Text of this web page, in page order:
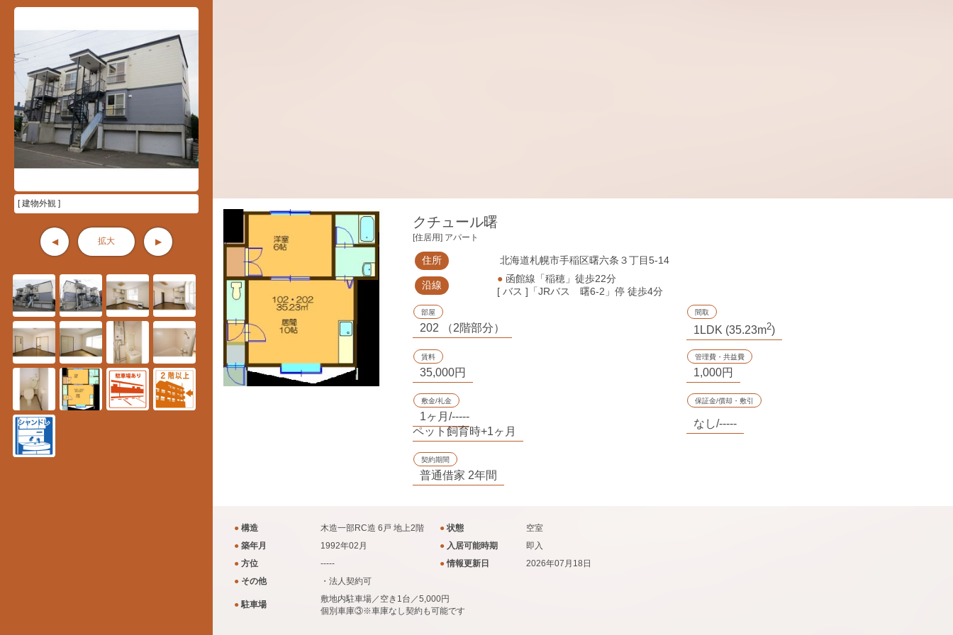
[ 建物外観 ]
◀ 拡大 ▶
クチュール曙
[住居用] アパート
住所 北海道札幌市手稲区曙六条３丁目5-14
沿線
● 函館線「稲穂」徒歩22分
[ バス ]「JRバス 曙6-2」停 徒歩4分
部屋 間取
202 （2階部分） 1LDK (35.23m2)
賃料 管理費・共益費
35,000円 1,000円
敷金/礼金 保証金/償却・敷引
1ヶ月/-----
ペット飼育時+1ヶ月
なし/-----
契約期間
普通借家 2年間
● 構造 木造一部RC造 6戸 地上2階 ●状態
空室
● 築年月 1992年02月 ● 入居可能時期
即入
● 方位 ----- ●情報更新日
2026年07月18日
● その他 ・法人契約可
●駐車場
敷地内駐車場／空き1台／5,000円
個別車庫③※車庫なし契約も可能です